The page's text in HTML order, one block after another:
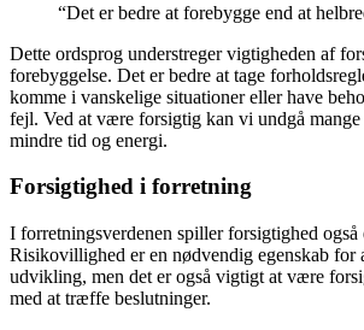
“Det er bedre at forebygge end at
Dette ordsprog understreger vigtigheden af
forebyggelse. Det er bedre at tage
komme i vanskelige situationer eller have
fejl. Ved at være forsigtig kan vi undgå
mindre tid og energi.
Forsigtighed i forretning
I forretningsverdenen spiller forsigtighed
Risikovillighed er en nødvendig egenskab for
udvikling, men det er også vigtigt at være
med at træffe beslutninger.